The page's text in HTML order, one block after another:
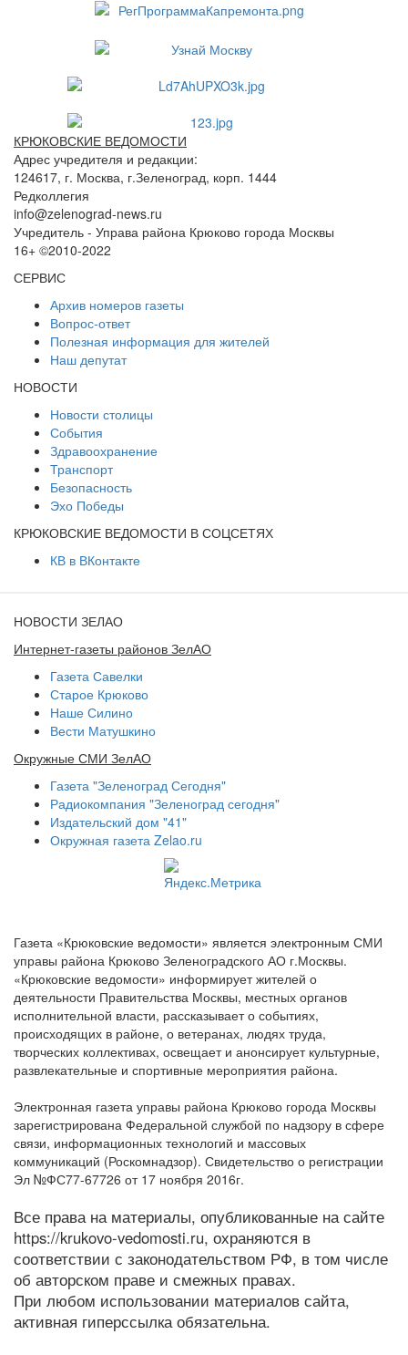
КРЮКОВСКИЕ ВЕДОМОСТИ
Адрес учредителя и редакции:
124617, г. Москва, г.Зеленоград, корп. 1444
Редколлегия
info@zelenograd-news.ru
Учредитель - Управа района Крюково города Москвы
16+ ©2010-2022
СЕРВИС
Архив номеров газеты
Вопрос-ответ
Полезная информация для жителей
Наш депутат
НОВОСТИ
Новости столицы
События
Здравоохранение
Транспорт
Безопасность
Эхо Победы
КРЮКОВСКИЕ ВЕДОМОСТИ В СОЦСЕТЯХ
КВ в ВКонтакте
НОВОСТИ ЗЕЛАО
Интернет-газеты районов ЗелАО
Газета Савелки
Старое Крюково
Наше Силино
Вести Матушкино
Окружные СМИ ЗелАО
Газета "Зеленоград Сегодня"
Радиокомпания "Зеленоград сегодня"
Издательский дом "41"
Окружная газета Zelao.ru
Газета «Крюковские ведомости» является электронным СМИ
управы района Крюково Зеленоградского АО г.Москвы.
«Крюковские ведомости» информирует жителей о
деятельности Правительства Москвы, местных органов
исполнительной власти, рассказывает о событиях,
происходящих в районе, о ветеранах, людях труда,
творческих коллективах, освещает и анонсирует культурные,
развлекательные и спортивные мероприятия района.
Электронная газета управы района Крюково города Москвы
зарегистрирована Федеральной службой по надзору в сфере
связи, информационных технологий и массовых
коммуникаций (Роскомнадзор). Свидетельство о регистрации
Эл №ФС77-67726 от 17 ноября 2016г.
Все права на материалы, опубликованные на сайте
https://krukovo-vedomosti.ru, охраняются в
соответствии с законодательством РФ, в том числе
об авторском праве и смежных правах.
При любом использовании материалов сайта,
активная гиперссылка обязательна.